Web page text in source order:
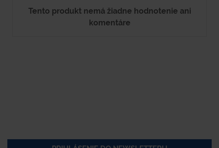
Tento produkt nemá žiadne hodnotenie ani
komentáre